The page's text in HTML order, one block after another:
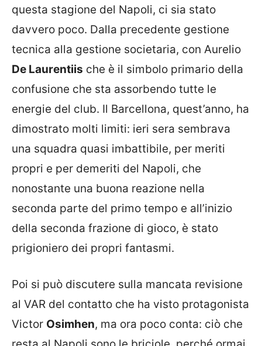
questa stagione del Napoli, ci sia stato
davvero poco. Dalla precedente gestione
tecnica alla gestione societaria, con Aurelio
De Laurentiis che è il simbolo primario della
confusione che sta assorbendo tutte le
energie del club. Il Barcellona, quest’anno, ha
dimostrato molti limiti: ieri sera sembrava
una squadra quasi imbattibile, per meriti
propri e per demeriti del Napoli, che
nonostante una buona reazione nella
seconda parte del primo tempo e all’inizio
della seconda frazione di gioco, è stato
prigioniero dei propri fantasmi.
Poi si può discutere sulla mancata revisione
al VAR del contatto che ha visto protagonista
Victor Osimhen, ma ora poco conta: ciò che